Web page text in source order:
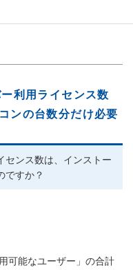
利用ライセンス数
ンの台数分だけ必要
センス数は、インストー
ですか？
可能なユーザー」の合計